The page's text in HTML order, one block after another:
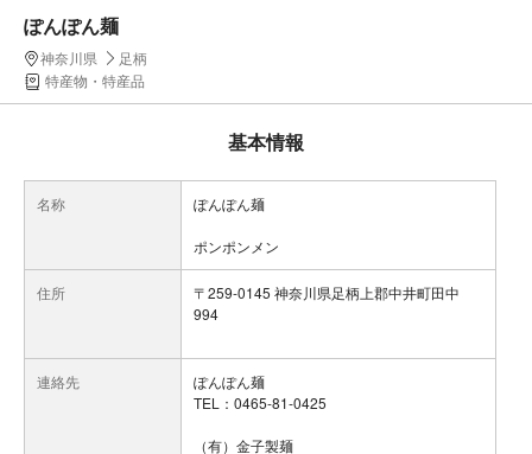
ぽんぽん麺
神奈川県
足柄
特産物・特産品
基本情報
名称 ぽんぽん麺
ポンポンメン
住所
〒259-0145 神奈川県足柄上郡中井町田中
994
連絡先
ぽんぽん麺
TEL：0465-81-0425
（有）金子製麺